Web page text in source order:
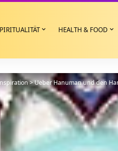
HEALTH & FOOD
>Ueber Hanuman und den